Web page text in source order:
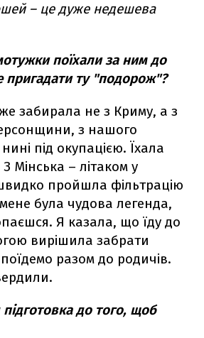
– це дуже недешева
поїхали за ним до
пригадати ту "подорож"?
забирала не з Криму, а з
з нашого
під окупацією. Їхала
Мінська – літаком у
пройшла фільтрацію
була чудова легенда,
Я казала, що їду до
вирішила забрати
разом до родичів.
до того, щоб